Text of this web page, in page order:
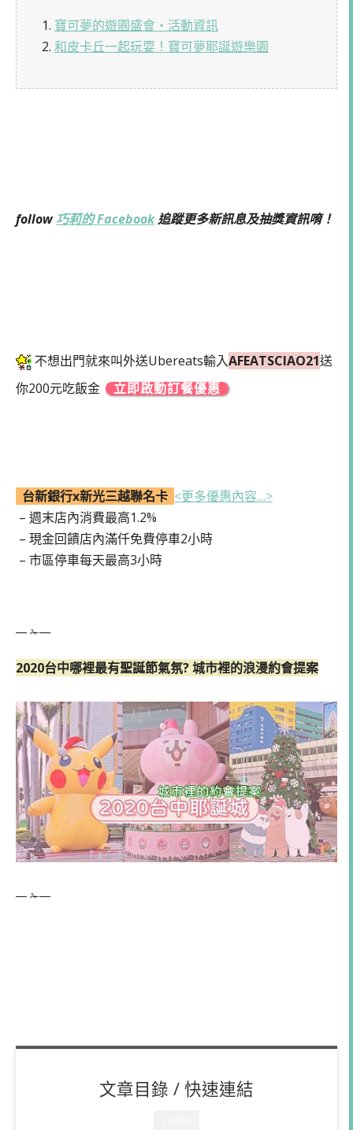
1. 寶可夢的遊園盛會・活動資訊
2. 和皮卡丘一起玩耍！寶可夢耶誕遊樂園
follow巧莉的 Facebook追蹤更多新訊息及抽獎資訊唷！
不想出門就來叫外送Ubereats輸入AFEATSCIAO21送
你200元吃飯金
立即啟動訂餐優惠
台新銀行x新光三越聯名卡 <更多優惠內容…>
– 週末店內消費最高1.2%
– 現金回饋店內滿仟免費停車2小時
– 市區停車每天最高3小時
— ✁—
2020台中哪裡最有聖誕節氣氛? 城市裡的浪漫約會提案
— ✁—
文章目錄 / 快速連結